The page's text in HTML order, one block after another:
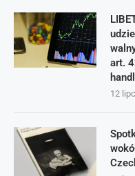
art.
12